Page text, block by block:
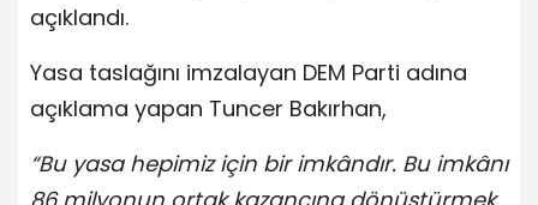
açıklandı.
Yasa taslağını imzalayan DEM Parti adına
açıklama yapan Tuncer Bakırhan,
“Bu yasa hepimiz için bir imkândır. Bu imkânı